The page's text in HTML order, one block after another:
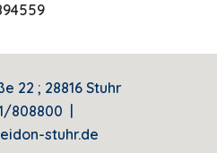
22 ; 28816 Stuhr
808800 |
stuhr.de